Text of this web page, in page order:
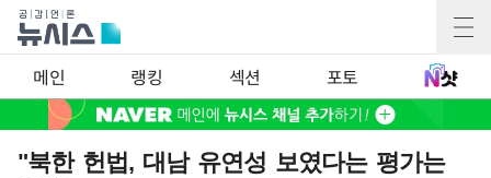
메인 랭킹 섹션 포토
"북한 헌법, 대남 유연성 보였다는 평가는